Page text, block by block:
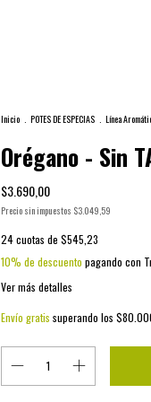
Inicio . POTES DE ESPECIAS . Línea
Orégano - Sin
$3.690,00
Precio sin impuestos $3.049,59
24 cuotas de $545,23
10% de descuento pagando con
Ver más detalles
Envío gratis superando los